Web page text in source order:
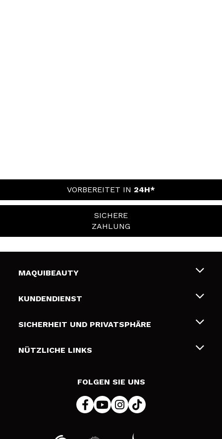
VORBEREITET IN 24H*
SICHERE
ZAHLUNG
MAQUIBEAUTY
Über uns
Geschenkkarten
KUNDENDIENST
Liefer- und Versandkosten
Zahlung
SICHERHEIT UND PRIVATSPHÄRE
Bedingungen und Datenschutz
NÜTZLICHE LINKS
FOLGEN SIE UNS